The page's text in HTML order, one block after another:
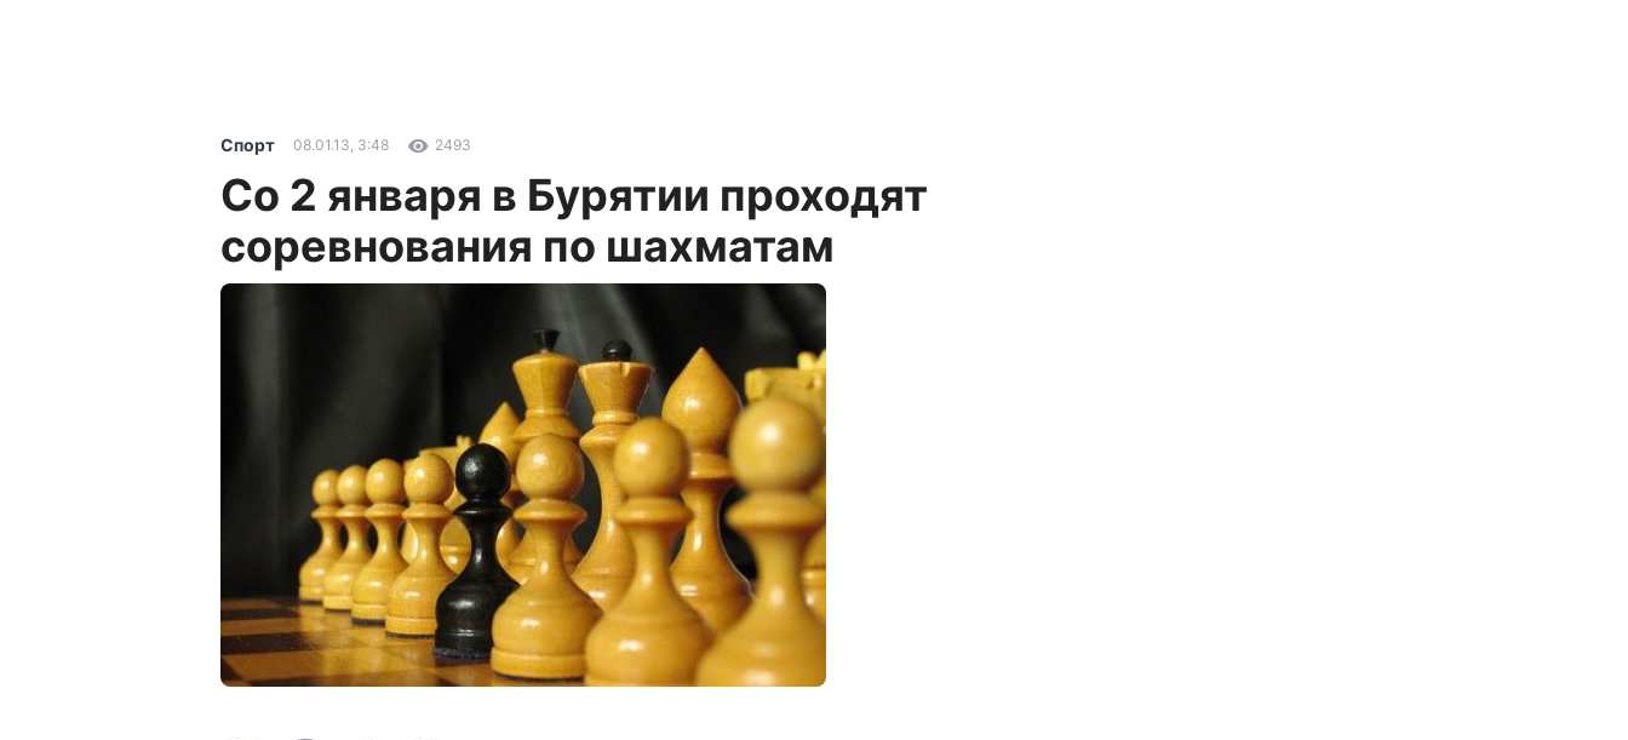
Спорт 08.01.13, 3:48 2493
Со 2 января в Бурятии проходят
соревнования по шахматам